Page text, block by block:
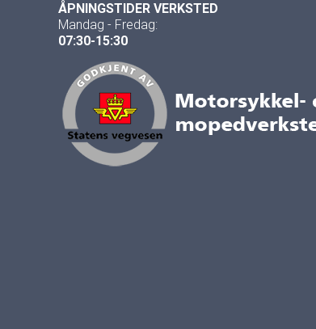
ÅPNINGSTIDER VERKSTED
Mandag - Fredag:
07:30-15:30